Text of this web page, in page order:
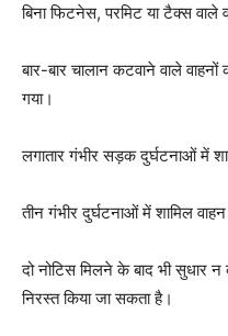
बिना फिटनेस, परमिट या टैक्स वाले
बार-बार चालान कटवाने वाले वाहनों
गया।
लगातार गंभीर सड़क दुर्घटनाओं में
तीन गंभीर दुर्घटनाओं में शामिल
दो नोटिस मिलने के बाद भी सुधार
निरस्त किया जा सकता है।